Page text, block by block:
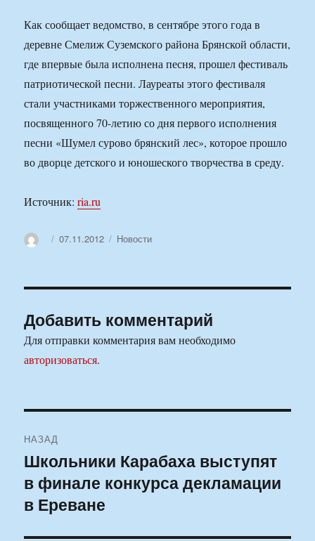
Как сообщает ведомство, в сентябре этого года в
деревне Смелиж Суземского района Брянской области,
где впервые была исполнена песня, прошел фестиваль
патриотической песни. Лауреаты этого фестиваля
стали участниками торжественного мероприятия,
посвященного 70-летию со дня первого исполнения
песни «Шумел сурово брянский лес», которое прошло
во дворце детского и юношеского творчества в среду.
Источник:ria.ru
АвторОпубликовано
07.11.2012 Рубрики
Новости
Добавить комментарий
Для отправки комментария вам необходимо
авторизоваться.
по
записям
НАЗАД
Предыдущая
запись:
Школьники Карабаха выступят
в финале конкурса декламации
в Ереване